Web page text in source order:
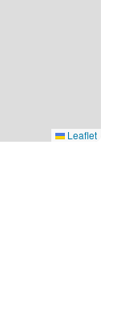
Leaflet